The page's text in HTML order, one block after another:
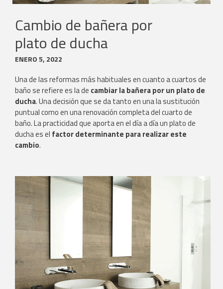
Cambio de bañera por
plato de ducha
ENERO 5, 2022
Una de las reformas más habituales en cuanto a cuartos de
baño se refiere es la de cambiar la bañera por un plato de
ducha. Una decisión que se da tanto en una la sustitución
puntual como en una renovación completa del cuarto de
baño. La practicidad que aporta en el día a día un plato de
ducha es el factor determinante para realizar este
cambio.